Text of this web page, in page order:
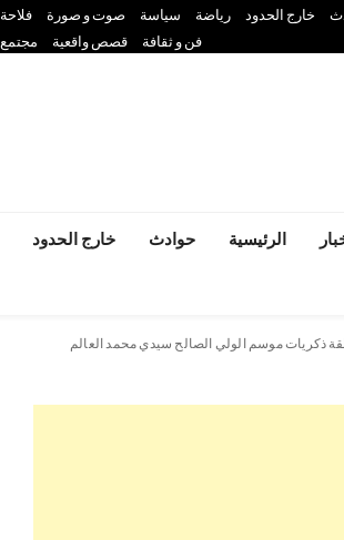
خارج الحدود رياضة سياسة صوت و صورة
فلاحة
فن و ثقافة
قصص واقعية مجتمع
الرئيسية حوادث خارج الحدود
ذكريات موسم الولي الصالح سيدي محمد العالم